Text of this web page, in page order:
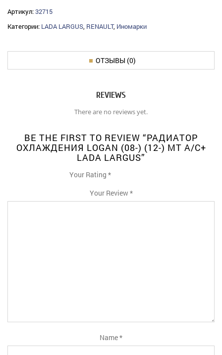
Артикул:32715
Категории: LADA LARGUS, RENAULT, Иномарки
ОТЗЫВЫ (0)
REVIEWS
There are no reviews yet.
BE THE FIRST TO REVIEW “РАДИАТОР
ОХЛАЖДЕНИЯ LOGAN (08-) (12-) MT A/C+
LADA LARGUS”
Your Rating *
1 4
Your Review *
Name*